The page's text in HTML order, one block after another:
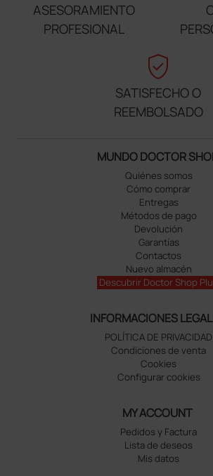
ASESORAMIENTO
PROFESIONAL
verified_user
SATISFECHO O
REEMBOLSADO
MUNDO DOCTOR
Quiénes somos
Cómo comprar
Entregas
Métodos de pago
Devolución
Garantías
Contactos
Nuevo almacén
Descubrir Doctor Shop
INFORMACIONES
POLÍTICA DE PRIVACIDAD
Condiciones de venta
Cookies
Configurar cookies
MY ACCOUNT
Pedidos y Factura
Lista de deseos
Mis datos